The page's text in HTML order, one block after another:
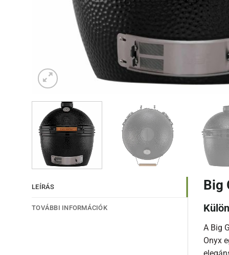
LEÍRÁS
TOVÁBBI INFORMÁCIÓK
Big
A Big
Onyx